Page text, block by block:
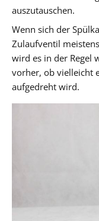
auszutauschen.
Wenn sich der
Zulaufventil
wird es in der Regel
vorher, ob vielleicht
aufgedreht wird.